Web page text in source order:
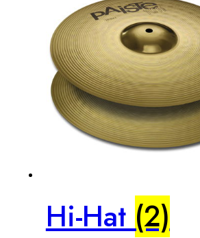
Hi-Hat (2)